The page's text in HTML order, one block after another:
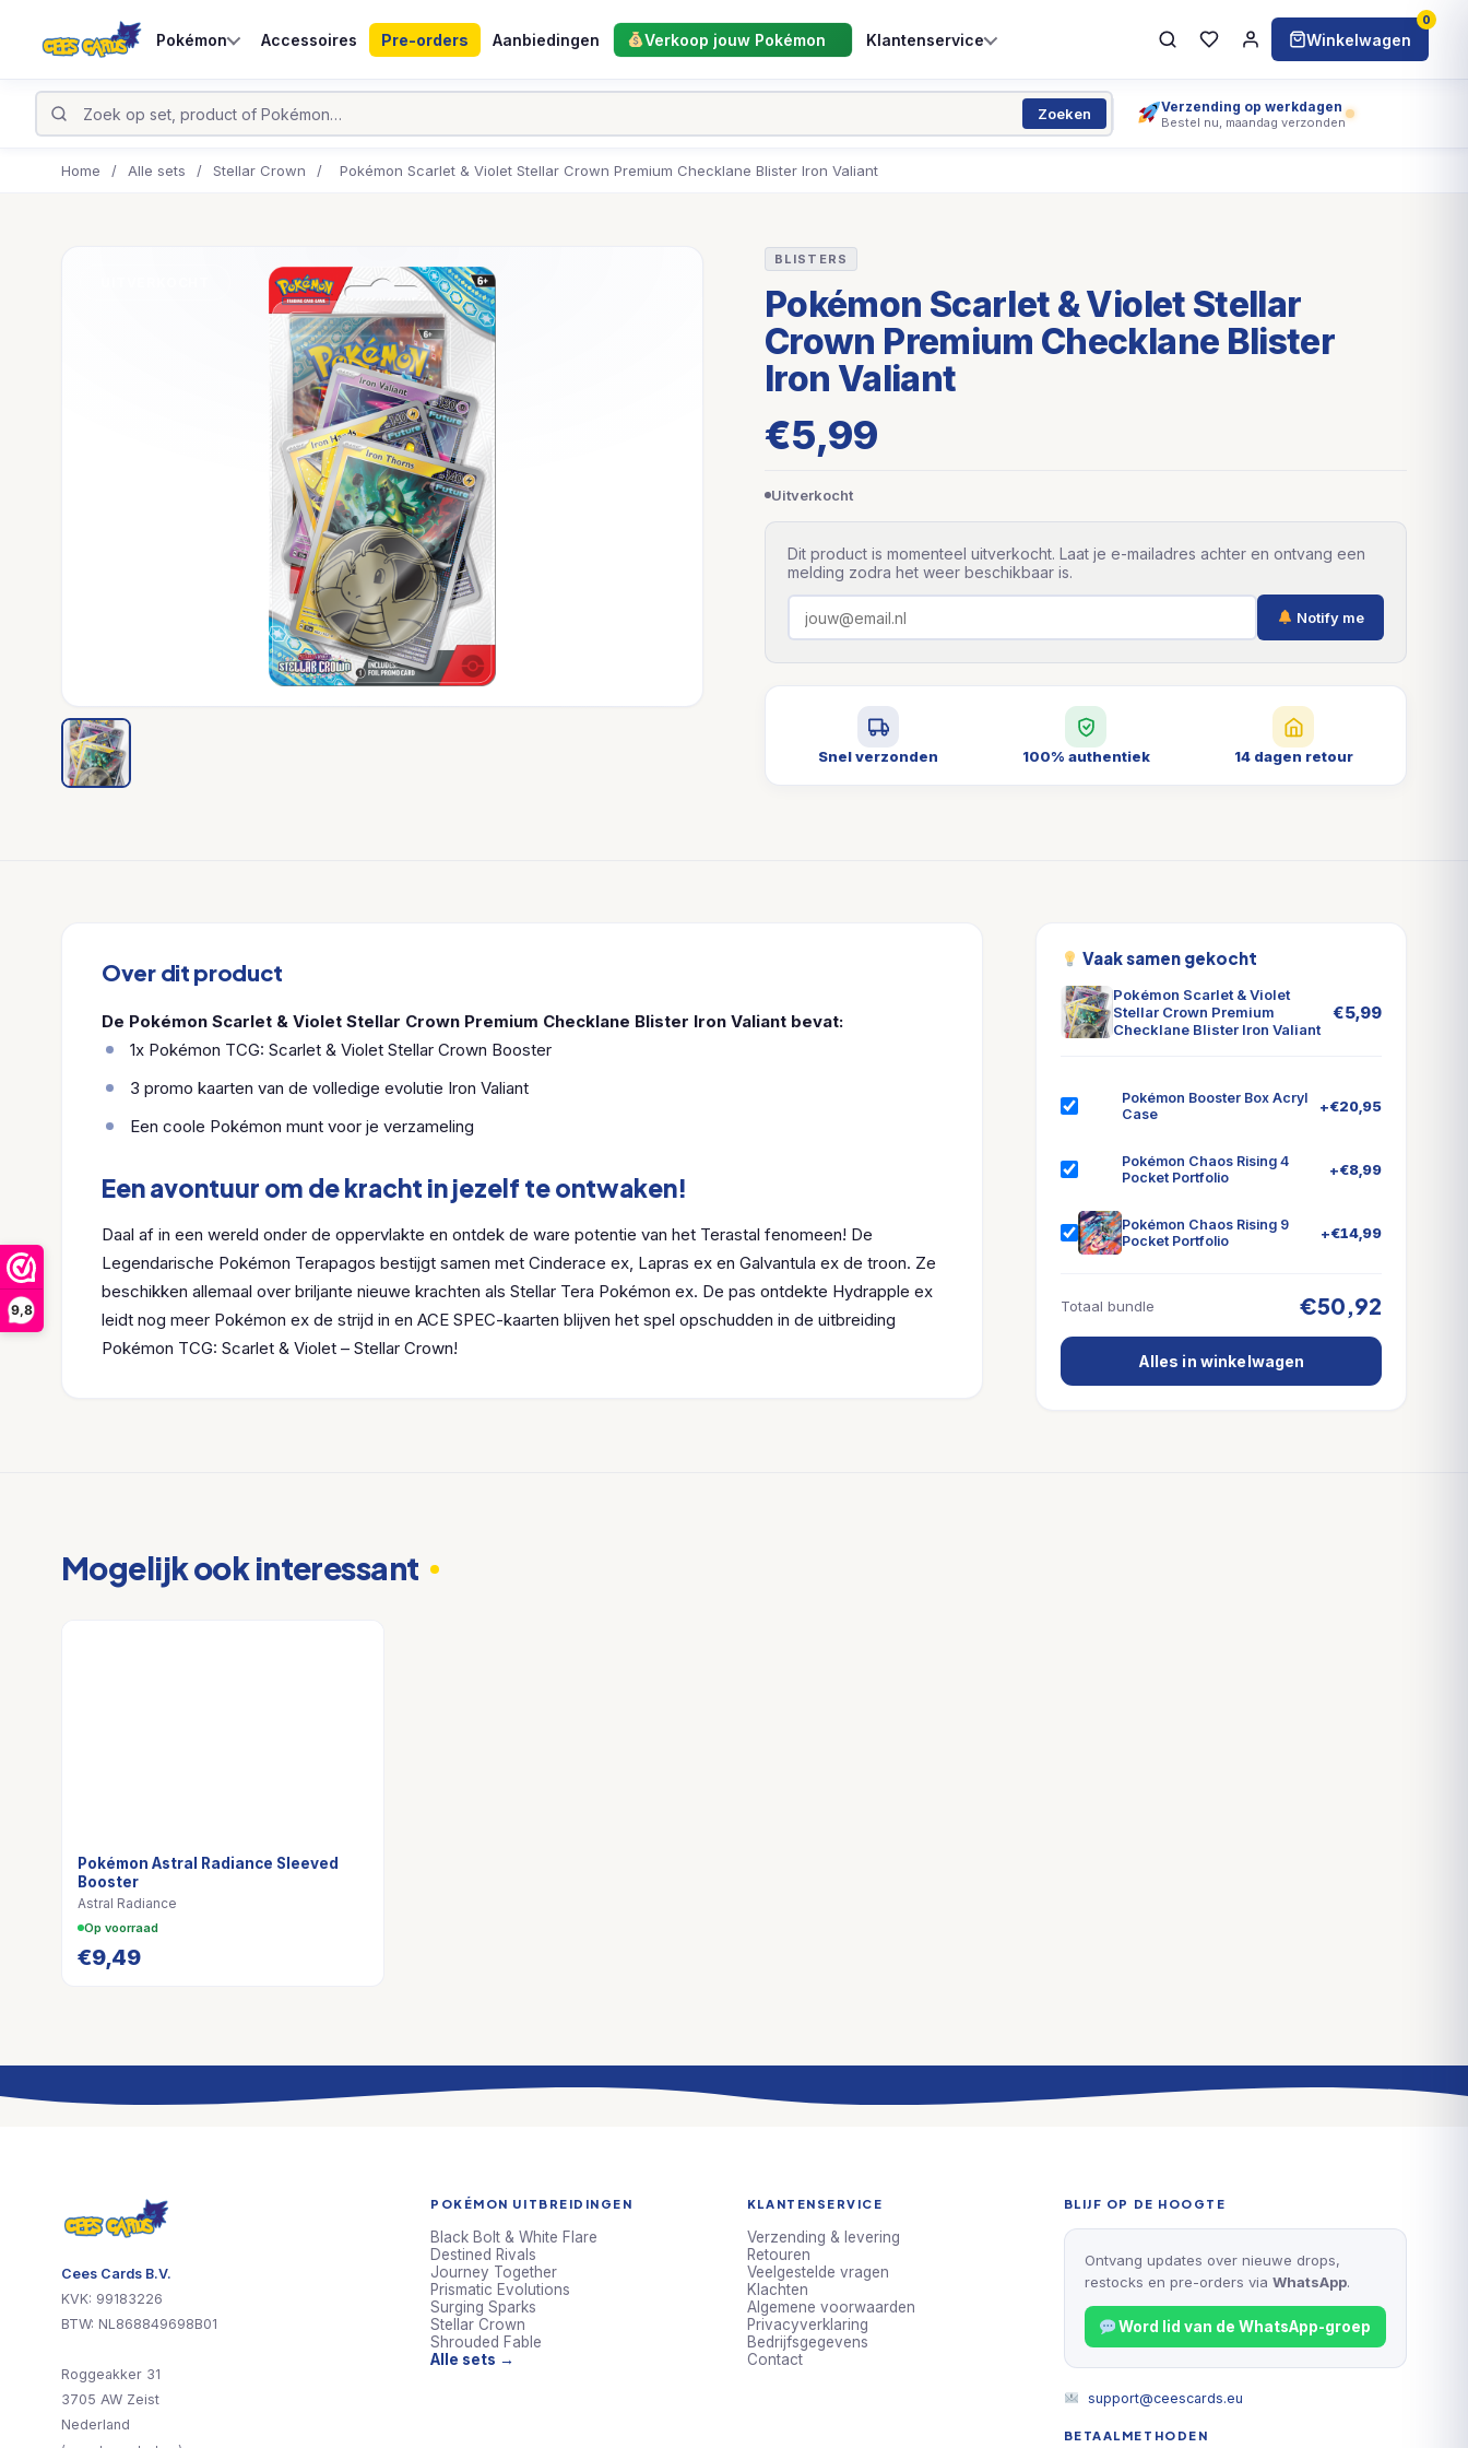
9,8
Pokémon Accessoires Pre-orders Aanbiedingen Verkoop jouw Pokémon Klantenservice Winkelwagen
0
Zoeken Verzending op werkdagen
Bestel nu, maandag verzonden
Home / Alle sets / Stellar Crown / Pokémon Scarlet & Violet Stellar Crown Premium Checklane Blister Iron Valiant
BLISTERS
Pokémon Scarlet & Violet Stellar
Crown Premium Checklane Blister
Iron Valiant
€5,99
Uitverkocht
Dit product is momenteel uitverkocht. Laat je e-mailadres achter en ontvang een
melding zodra het weer beschikbaar is.
Notify me
Snel verzonden 100% authentiek 14 dagen retour
Over dit product
De Pokémon Scarlet & Violet Stellar Crown Premium Checklane Blister Iron Valiant bevat:
1x Pokémon TCG: Scarlet & Violet Stellar Crown Booster
3 promo kaarten van de volledige evolutie Iron Valiant
Een coole Pokémon munt voor je verzameling
Een avontuur om de kracht in jezelf te ontwaken!
Daal af in een wereld onder de oppervlakte en ontdek de ware potentie van het Terastal fenomeen! De
Legendarische Pokémon Terapagos bestijgt samen met Cinderace ex, Lapras ex en Galvantula ex de troon. Ze
beschikken allemaal over briljante nieuwe krachten als Stellar Tera Pokémon ex. De pas ontdekte Hydrapple ex
leidt nog meer Pokémon ex de strijd in en ACE SPEC-kaarten blijven het spel opschudden in de uitbreiding
Pokémon TCG: Scarlet & Violet – Stellar Crown!
Vaak samen gekocht
Pokémon Scarlet & Violet
Stellar Crown Premium
Checklane Blister Iron Valiant
€5,99
Pokémon Booster Box Acryl
Case
+€20,95
Pokémon Chaos Rising 4
Pocket Portfolio
+€8,99
Pokémon Chaos Rising 9
Pocket Portfolio
+€14,99
Totaal bundle €50,92
Alles in winkelwagen
Mogelijk ook interessant
Pokémon Astral Radiance Sleeved
Booster
Astral Radiance
Op voorraad
€9,49
Cees Cards B.V.
KVK: 99183226
BTW: NL868849698B01
Roggeakker 31
3705 AW Zeist
Nederland
POKÉMON UITBREIDINGEN
Black Bolt & White Flare
Destined Rivals
Journey Together
Prismatic Evolutions
Surging Sparks
Stellar Crown
Shrouded Fable
Alle sets →
KLANTENSERVICE
Verzending & levering
Retouren
Veelgestelde vragen
Klachten
Algemene voorwaarden
Privacyverklaring
Bedrijfsgegevens
Contact
BLIJF OP DE HOOGTE
Ontvang updates over nieuwe drops,
restocks en pre-orders via WhatsApp.
Word lid van de WhatsApp-groep
support@ceescards.eu
BETAALMETHODEN